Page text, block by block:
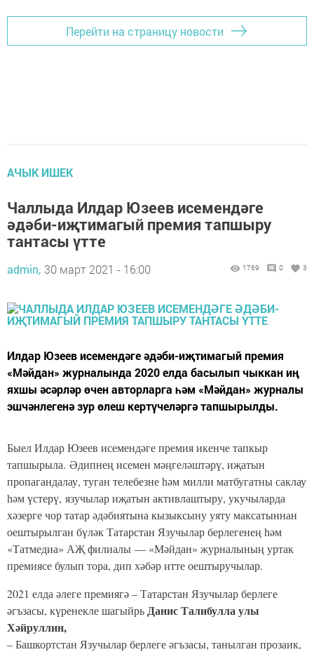
Перейти на страницу новости
АЧЫК ИШЕК
Чаллыда Илдар Юзеев исемендәге
әдәби-иҗтимагый премия тапшыру
тантасы үтте
admin, 30 март 2021 - 16:00 1769 0 3
Илдар Юзеев исемендәге әдәби-иҗтимагый премия
«Мәйдан» журналында 2020 елда басылып чыккан иң
яхшы әсәрләр өчен авторларга һәм «Мәйдан» журналы
эшчәнлегенә зур өлеш кертүчеләргә тапшырылды.
Быел Илдар Юзеев исемендәге премия икенче тапкыр
тапшырыла. Әдипнең исемен мәңгеләштәрү, иҗатын
пропагандалау, туган телебезне һәм милли матбугатны саклау
һәм үстерү, язучылар иҗатын активлаштыру, укучыларда
хәзерге чор татар әдәбиятына кызыксыну уяту максатыннан
оештырылган бүләк Татарстан Язучылар берлегенең һәм
«Татмедиа» АҖ филиалы — «Мәйдан» журналының уртак
премиясе булып тора, дип хәбәр итте оештыручылар.
2021 елда әлеге премиягә – Татарстан Язучылар берлеге
әгъзасы, күренекле шагыйрьДанис Талибулла улы
Хәйруллин,
– Башкортстан Язучылар берлеге әгъзасы, танылган прозаик,